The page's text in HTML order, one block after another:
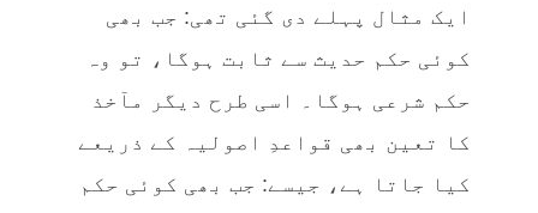
ایک مثال پہلے دی گئی تھی: جب بھی
کوئی حکم حدیث سے ثابت ہوگا، تو وہ
حکم شرعی ہوگا۔ اسی طرح دیگر مآخذ
کا تعین بھی قواعدِ اصولیہ کے ذریعے
کیا جاتا ہے، جیسے: جب بھی کوئی حکم